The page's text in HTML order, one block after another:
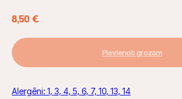
8,50 €
Pievienot grozam
Alergēni: 1, 3, 4, 5, 6, 7, 10, 13, 14